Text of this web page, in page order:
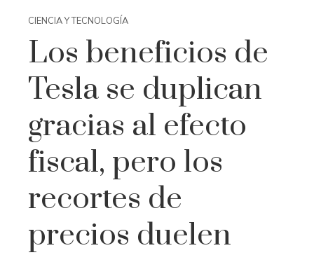
CIENCIA Y TECNOLOGÍA
Los beneficios de
Tesla se duplican
gracias al efecto
fiscal, pero los
recortes de
precios duelen